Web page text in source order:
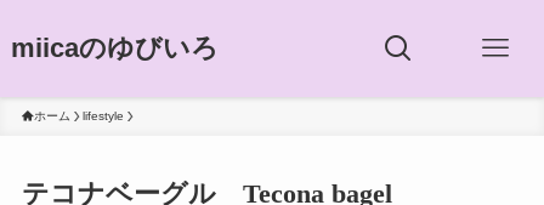
miicaのゆびいろ
ホーム lifestyle
テコナベーグル Tecona bagel